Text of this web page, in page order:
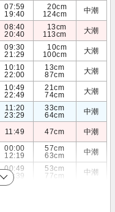
07:59
19:40
20cm
124cm
中潮
08:40
20:40
13cm
113cm
大潮
09:30
21:29
10cm
100cm
大潮
10:10
22:00
13cm
87cm
大潮
10:49
22:49
21cm
74cm
大潮
11:20
23:29
33cm
64cm
中潮
11:49 47cm 中潮
00:00
12:19
57cm
63cm
中潮
00:49
12:39
53cm
77cm
中潮